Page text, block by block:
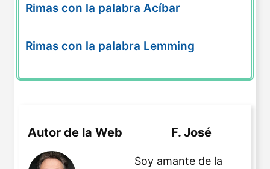
Rimas con la palabra Acíbar
Rimas con la palabra Lemming
Autor de la Web F. José
Soy amante de la